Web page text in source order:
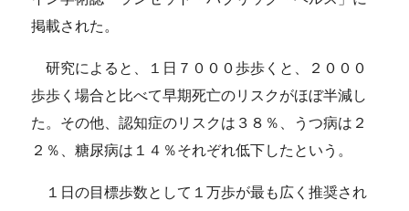
掲載された。
研究によると、１日７０００歩歩くと、２０００
歩歩く場合と比べて早期死亡のリスクがほぼ半減し
た。その他、認知症のリスクは３８％、うつ病は２
２％、糖尿病は１４％それぞれ低下したという。
１日の目標歩数として１万歩が最も広く推奨され